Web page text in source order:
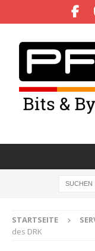
STARTSEITE
des DRK